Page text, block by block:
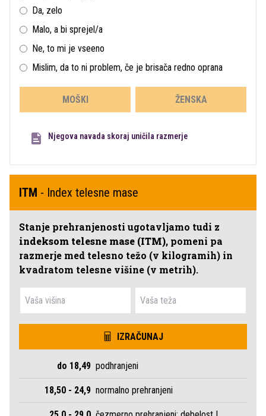
Da, zelo
Malo, a bi sprejel/a
Ne, to mi je vseeno
Mislim, da to ni problem, če je brisača redno oprana
MOŠKI ŽENSKA
Njegova navada skoraj uničila razmerje
ITM - Index telesne mase
Stanje prehranjenosti ugotavljamo tudi z
indeksom telesne mase (ITM), pomeni pa
razmerje med telesno težo (v kilogramih) in
kvadratom telesne višine (v metrih).
IZRAČUNAJ
do 18,49 podhranjeni
18,50 - 24,9 normalno prehranjeni